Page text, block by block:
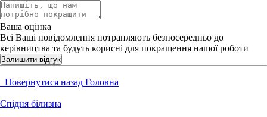
Ваша оцінка
Всі Ваші повідомлення потрапляють безпосередньо до
керівництва та будуть корисні для покращення нашої роботи
Залишити відгук
Повернутися назад Головна
Спідня білизна